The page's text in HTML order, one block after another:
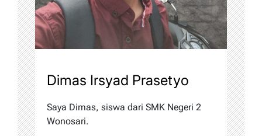
Dimas Irsyad Prasetyo
Saya Dimas, siswa dari SMK Negeri 2
Wonosari.